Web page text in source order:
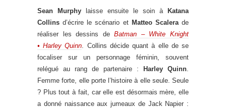
Sean Murphy laisse ensuite le soin à
Katana
Collins d’écrire le scénario et Matteo Scalerade
réaliser les dessins deBatman – White Knight
• Harley Quinn. Collins décide quant à elle de se
focaliser sur un personnage féminin, souvent
relégué au rang de partenaire :
Harley Quinn.
Femme forte, elle porte l’histoire à elle seule. Seule
? Plus tout à fait, car elle est désormais mère, elle
a donné naissance aux jumeaux de Jack Napier :